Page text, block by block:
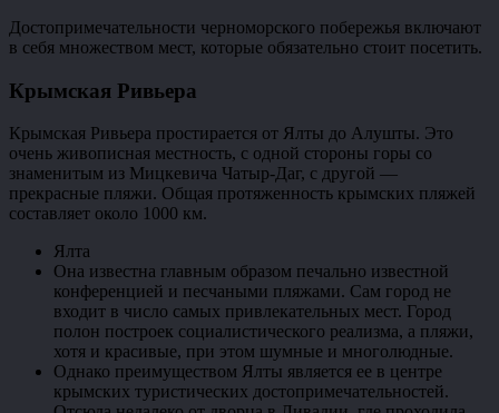
Достопримечательности черноморского побережья включают
в себя множеством мест, которые обязательно стоит посетить.
Крымская Ривьера
Крымская Ривьера простирается от Ялты до Алушты. Это
очень живописная местность, с одной стороны горы со
знаменитым из Мицкевича Чатыр-Даг, с другой —
прекрасные пляжи. Общая протяженность крымских пляжей
составляет около 1000 км.
Ялта
Она известна главным образом печально известной
конференцией и песчаными пляжами. Сам город не
входит в число самых привлекательных мест. Город
полон построек социалистического реализма, а пляжи,
хотя и красивые, при этом шумные и многолюдные.
Однако преимуществом Ялты является ее в центре
крымских туристических достопримечательностей.